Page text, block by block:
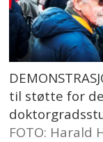
til støtte for
FOTO: Harald